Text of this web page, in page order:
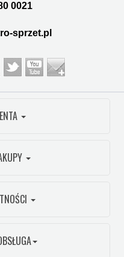
0021
sprzet.pl